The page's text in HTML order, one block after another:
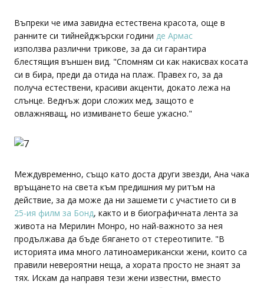
Въпреки че има завидна естествена красота, още в
ранните си тийнейджърски години де Армас
използва различни трикове, за да си гарантира
блестящия външен вид. "Спомням си как накисвах косата
си в бира, преди да отида на плаж. Правех го, за да
получа естествени, красиви акценти, докато лежа на
слънце. Веднъж дори сложих мед, защото е
овлажняващ, но измиването беше ужасно."
Междувременно, също като доста други звезди, Ана чака
връщането на света към предишния му ритъм на
действие, за да може да ни зашемети с участието си в
25-ия филм за Бонд, както и в биографичната лента за
живота на Мерилин Монро, но най-важното за нея
продължава да бъде бягането от стереотипите. "В
историята има много латиноамерикански жени, които са
правили невероятни неща, а хората просто не знаят за
тях. Искам да направя тези жени известни, вместо